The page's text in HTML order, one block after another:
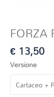
FORZA
€ 13,50
Versione